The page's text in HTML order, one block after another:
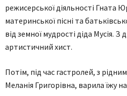
режисерської діяльності Гната
материнської пісні та
від земної мудрості діда Мусія.
артистичний хист.
Потім, під час гастролей, з
Меланія Григорівна, варила їжу